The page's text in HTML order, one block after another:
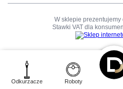
Odkurzacze Roboty
W sklepie prezentujemy
Stawki VAT dla